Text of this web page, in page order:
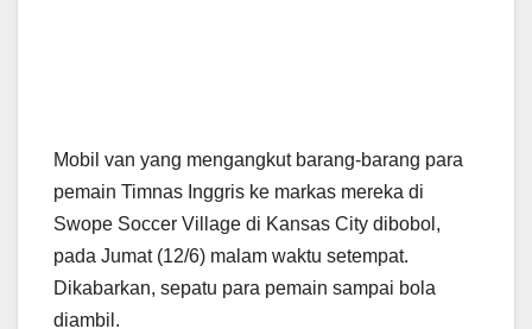
Mobil van yang mengangkut barang-barang para
pemain Timnas Inggris ke markas mereka di
Swope Soccer Village di Kansas City dibobol,
pada Jumat (12/6) malam waktu setempat.
Dikabarkan, sepatu para pemain sampai bola
diambil.